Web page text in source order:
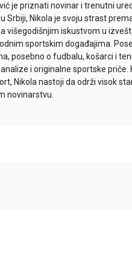
je priznati novinar i trenutni
Srbiji, Nikola je svoju strast
višegodišnjim iskustvom u
sportskim događajima.
posebno o fudbalu, košarci i
i originalne sportske priče.
Nikola nastoji da održi visok
novinarstvu.